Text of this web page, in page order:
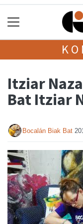
Itziar
Bat Itziar
Bocalán Biak Bat